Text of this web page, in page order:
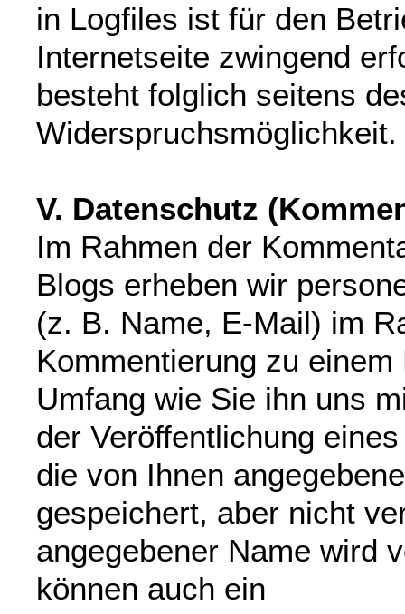
in Logfiles ist für den
Internetseite zwingend
besteht folglich seitens
Widerspruchsmöglichkeit.
V. Datenschutz
Im Rahmen der
Blogs erheben wir
(z. B. Name, E-Mail) im
Kommentierung zu
Umfang wie Sie ihn uns
der Veröffentlichung
die von Ihnen
gespeichert, aber nicht
angegebener Name wird
können auch ein